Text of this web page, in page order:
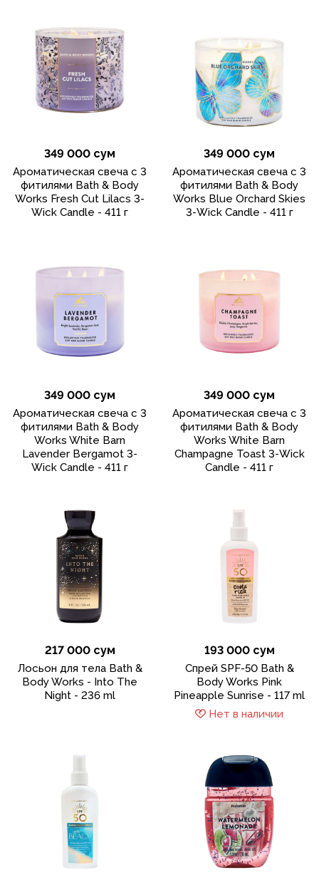
349 000 сум
Ароматическая свеча с 3
фитилями Bath & Body
Works Fresh Cut Lilacs 3-
Wick Candle - 411 г
349 000 сум
Ароматическая свеча с 3
фитилями Bath & Body
Works Blue Orchard Skies
3-Wick Candle - 411 г
349 000 сум
Ароматическая свеча с 3
фитилями Bath & Body
Works White Barn
Lavender Bergamot 3-
Wick Candle - 411 г
349 000 сум
Ароматическая свеча с 3
фитилями Bath & Body
Works White Barn
Champagne Toast 3-Wick
Candle - 411 г
217 000 сум
Лосьон для тела Bath &
Body Works - Into The
Night - 236 ml
193 000 сум
Спрей SPF-50 Bath &
Body Works Pink
Pineapple Sunrise - 117 ml
Нет в наличии